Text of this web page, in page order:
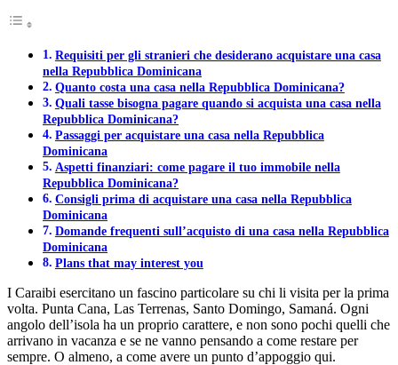
Requisiti per gli stranieri che desiderano acquistare una casa
nella Repubblica Dominicana
Quanto costa una casa nella Repubblica Dominicana?
Quali tasse bisogna pagare quando si acquista una casa nella
Repubblica Dominicana?
Passaggi per acquistare una casa nella Repubblica
Dominicana
Aspetti finanziari: come pagare il tuo immobile nella
Repubblica Dominicana?
Consigli prima di acquistare una casa nella Repubblica
Dominicana
Domande frequenti sull’acquisto di una casa nella Repubblica
Dominicana
Plans that may interest you
I Caraibi esercitano un fascino particolare su chi li visita per la prima
volta. Punta Cana, Las Terrenas, Santo Domingo, Samaná. Ogni
angolo dell’isola ha un proprio carattere, e non sono pochi quelli che
arrivano in vacanza e se ne vanno pensando a come restare per
sempre. O almeno, a come avere un punto d’appoggio qui.